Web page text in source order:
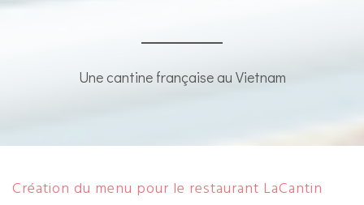
Une cantine française au Vietnam
Création du menu pour le restaurant LaCantin